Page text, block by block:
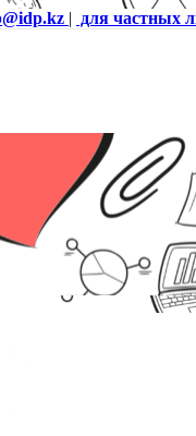
| для частных